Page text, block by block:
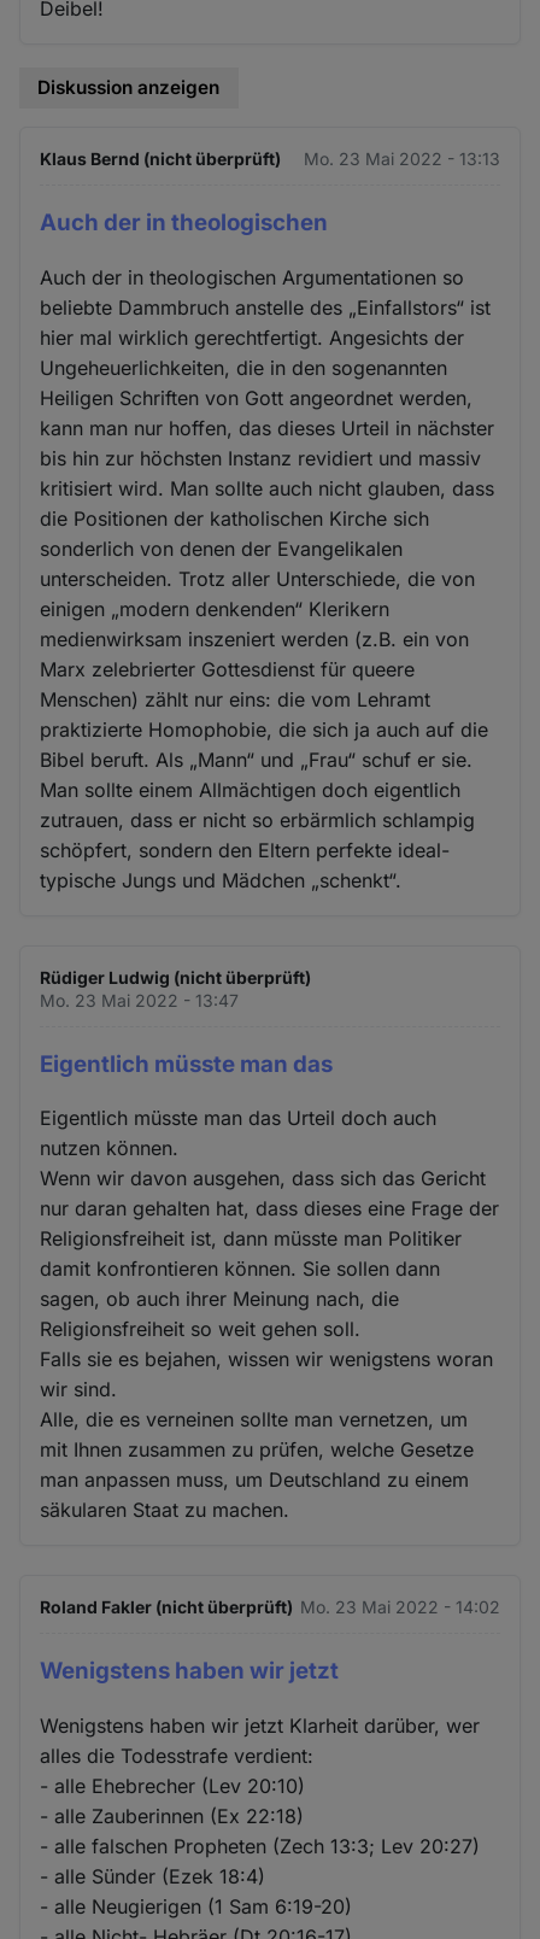
Deibel!
Diskussion anzeigen
Klaus Bernd (nicht überprüft) Mo. 23 Mai 2022 - 13:13
Auch der in theologischen
Auch der in theologischen Argumentationen so
beliebte Dammbruch anstelle des „Einfallstors“ ist
hier mal wirklich gerechtfertigt. Angesichts der
Ungeheuerlichkeiten, die in den sogenannten
Heiligen Schriften von Gott angeordnet werden,
kann man nur hoffen, das dieses Urteil in nächster
bis hin zur höchsten Instanz revidiert und massiv
kritisiert wird. Man sollte auch nicht glauben, dass
die Positionen der katholischen Kirche sich
sonderlich von denen der Evangelikalen
unterscheiden. Trotz aller Unterschiede, die von
einigen „modern denkenden“ Klerikern
medienwirksam inszeniert werden (z.B. ein von
Marx zelebrierter Gottesdienst für queere
Menschen) zählt nur eins: die vom Lehramt
praktizierte Homophobie, die sich ja auch auf die
Bibel beruft. Als „Mann“ und „Frau“ schuf er sie.
Man sollte einem Allmächtigen doch eigentlich
zutrauen, dass er nicht so erbärmlich schlampig
schöpfert, sondern den Eltern perfekte ideal-
typische Jungs und Mädchen „schenkt“.
Rüdiger Ludwig (nicht überprüft)
Mo. 23 Mai 2022 - 13:47
Eigentlich müsste man das
Eigentlich müsste man das Urteil doch auch
nutzen können.
Wenn wir davon ausgehen, dass sich das Gericht
nur daran gehalten hat, dass dieses eine Frage der
Religionsfreiheit ist, dann müsste man Politiker
damit konfrontieren können. Sie sollen dann
sagen, ob auch ihrer Meinung nach, die
Religionsfreiheit so weit gehen soll.
Falls sie es bejahen, wissen wir wenigstens woran
wir sind.
Alle, die es verneinen sollte man vernetzen, um
mit Ihnen zusammen zu prüfen, welche Gesetze
man anpassen muss, um Deutschland zu einem
säkularen Staat zu machen.
Roland Fakler (nicht überprüft) Mo. 23 Mai 2022 - 14:02
Wenigstens haben wir jetzt
Wenigstens haben wir jetzt Klarheit darüber, wer
alles die Todesstrafe verdient:
- alle Ehebrecher (Lev 20:10)
- alle Zauberinnen (Ex 22:18)
- alle falschen Propheten (Zech 13:3; Lev 20:27)
- alle Sünder (Ezek 18:4)
- alle Neugierigen (1 Sam 6:19-20)